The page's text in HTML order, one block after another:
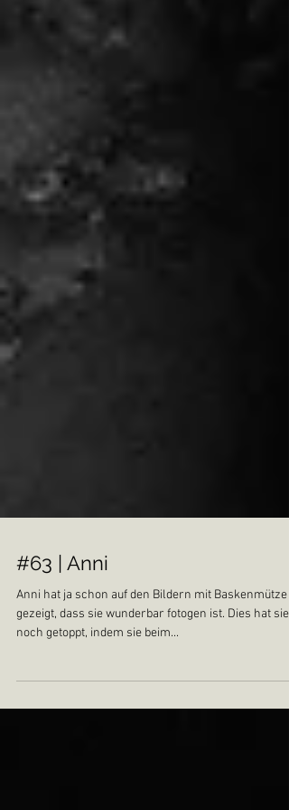
#63 | Anni
Anni hat ja schon auf den Bildern mit Baskenmütze
noch getoppt, indem sie beim...